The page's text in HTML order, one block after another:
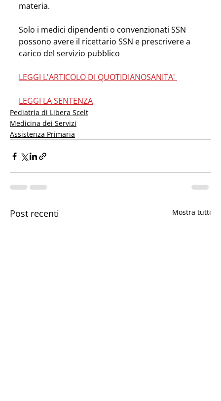
materia.
Solo i medici dipendenti o convenzionati SSN
possono avere il ricettario SSN e prescrivere a
carico del servizio pubblico
LEGGI L'ARTICOLO DI QUOTIDIANOSANITA'
LEGGI LA SENTENZA
Pediatria di Libera Scelt
Medicina dei Servizi
Assistenza Primaria
Post recenti Mostra tutti